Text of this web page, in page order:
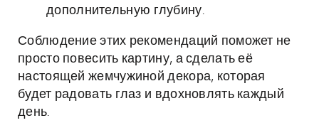
дополнительную глубину.
Соблюдение этих рекомендаций поможет не
просто повесить картину, а сделать её
настоящей жемчужиной декора, которая
будет радовать глаз и вдохновлять каждый
день.